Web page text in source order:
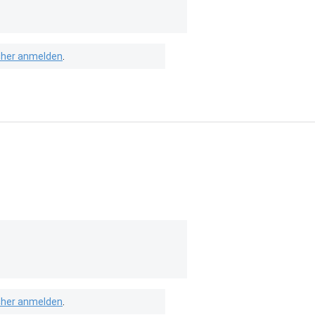
anmelden
anmelden